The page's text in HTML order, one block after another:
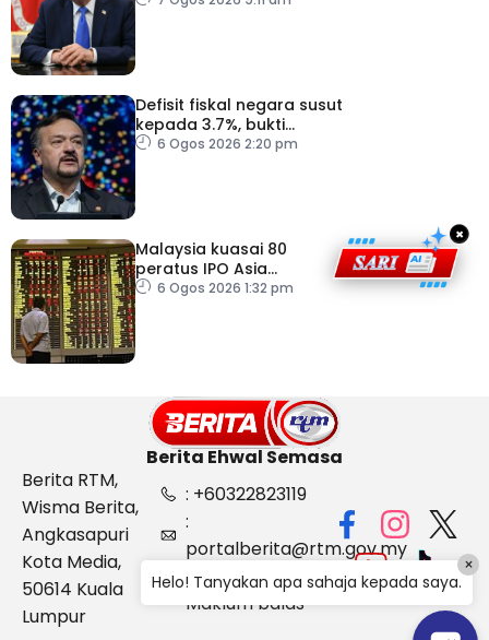
Defisit fiskal negara susut
kepada 3.7%, bukti
keyakinan pelabur masih
6 Ogos 2026 2:20 pm
Malaysia kuasai 80
peratus IPO Asia
Tenggara, kumpul AS$1.4
6 Ogos 2026 1:32 pm
×
Berita Ehwal Semasa
Berita RTM,
Wisma Berita,
Angkasapuri
Kota Media,
50614 Kuala
Lumpur
: +60322823119
:
portalberita@rtm.gov.my
: Aduan &
Maklum balas
Helo! Tanyakan apa sahaja kepada saya.
×